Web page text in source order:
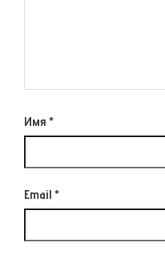
Имя *
Email *